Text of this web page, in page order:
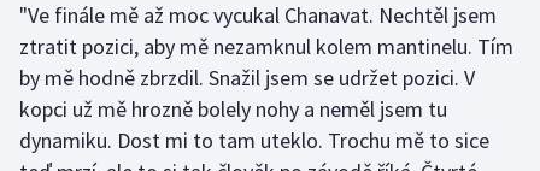
Ostatní
"Ve finále mě až moc vycukal Chanavat. Nechtěl jsem
ztratit pozici, aby mě nezamknul kolem mantinelu. Tím
by mě hodně zbrzdil. Snažil jsem se udržet pozici. V
kopci už mě hrozně bolely nohy a neměl jsem tu
dynamiku. Dost mi to tam uteklo. Trochu mě to sice